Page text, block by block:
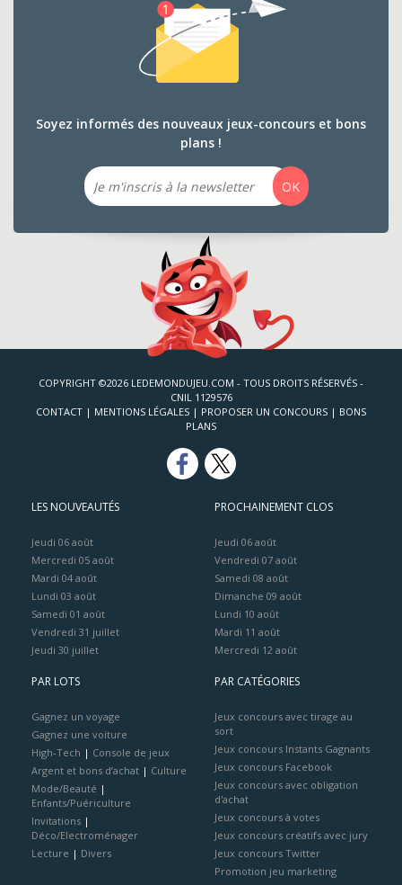
Soyez informés des nouveaux jeux-concours et bons
plans !
Email
OK
COPYRIGHT ©2026 LEDEMONDUJEU.COM - TOUS DROITS RÉSERVÉS -
CNIL 1129576
CONTACT | MENTIONS LÉGALES | PROPOSER UN CONCOURS | BONS
PLANS
LES NOUVEAUTÉS
Jeudi 06 août
Mercredi 05 août
Mardi 04 août
Lundi 03 août
Samedi 01 août
Vendredi 31 juillet
Jeudi 30 juillet
PROCHAINEMENT CLOS
Jeudi 06 août
Vendredi 07 août
Samedi 08 août
Dimanche 09 août
Lundi 10 août
Mardi 11 août
Mercredi 12 août
PAR LOTS
Gagnez un voyage
Gagnez une voiture
High-Tech | Console de jeux
Argent et bons d’achat | Culture
Mode/Beauté |
Enfants/Puériculture
Invitations |
Déco/Electroménager
Lecture | Divers
PAR CATÉGORIES
Jeux concours avec tirage au
sort
Jeux concours Instants Gagnants
Jeux concours Facebook
Jeux concours avec obligation
d'achat
Jeux concours à votes
Jeux concours créatifs avec jury
Jeux concours Twitter
Promotion jeu marketing